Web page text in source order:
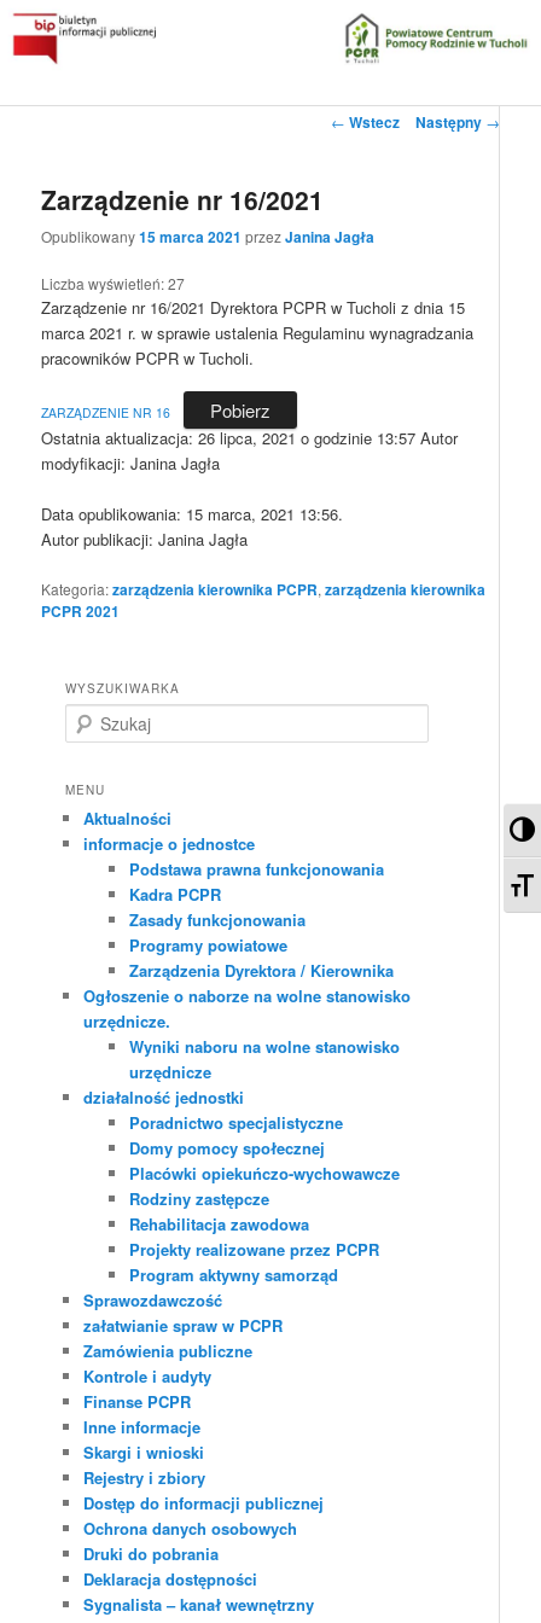
Przeskocz
do
tekstu
Biuletyn Informacji Publicznej
Powiatowe Centrum Pomocy Rodzinie w Tucholi
Główne
Zobacz
← Wstecz Następny →
Zarządzenie nr 16/2021
Opublikowany15 marca 2021 przezJanina Jagła
Liczba wyświetleń:27
Zarządzenie nr 16/2021 Dyrektora PCPR w Tucholi z dnia 15
marca 2021 r. w sprawie ustalenia Regulaminu wynagradzania
pracowników PCPR w Tucholi.
ZARZĄDZENIE NR 16 Pobierz
Ostatnia aktualizacja: 26 lipca, 2021 o godzinie 13:57 Autor
modyfikacji:Janina Jagła
Data opublikowania: 15 marca, 2021 13:56.
Autor publikacji: Janina Jagła
Kategoria:zarządzenia kierownika PCPR,zarządzenia kierownika
PCPR 2021
WYSZUKIWARKA
z
k
MENU
Aktualności
informacje o jednostce
Podstawa prawna funkcjonowania
Kadra PCPR
Zasady funkcjonowania
Programy powiatowe
Zarządzenia Dyrektora / Kierownika
Ogłoszenie o naborze na wolne stanowisko
urzędnicze.
Wyniki naboru na wolne stanowisko
urzędnicze
działalność jednostki
Poradnictwo specjalistyczne
Domy pomocy społecznej
Placówki opiekuńczo-wychowawcze
Rodziny zastępcze
Rehabilitacja zawodowa
Projekty realizowane przez PCPR
Program aktywny samorząd
Sprawozdawczość
załatwianie spraw w PCPR
Zamówienia publiczne
Kontrole i audyty
Finanse PCPR
Inne informacje
Skargi i wnioski
Rejestry i zbiory
Dostęp do informacji publicznej
Ochrona danych osobowych
Druki do pobrania
Deklaracja dostępności
Sygnalista – kanał wewnętrzny